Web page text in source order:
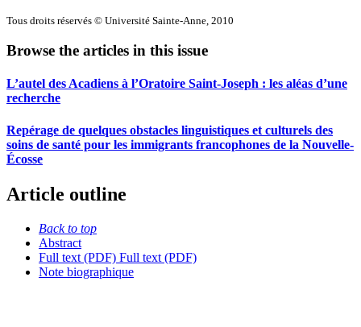
Tous droits réservés © Université Sainte-Anne, 2010
Browse the articles in this issue
L’autel des Acadiens à l’Oratoire Saint-Joseph : les aléas d’une
recherche
Repérage de quelques obstacles linguistiques et culturels des
soins de santé pour les immigrants francophones de la Nouvelle-
Écosse
Article outline
Back to top
Abstract
Full text (PDF) Full text (PDF)
Note biographique